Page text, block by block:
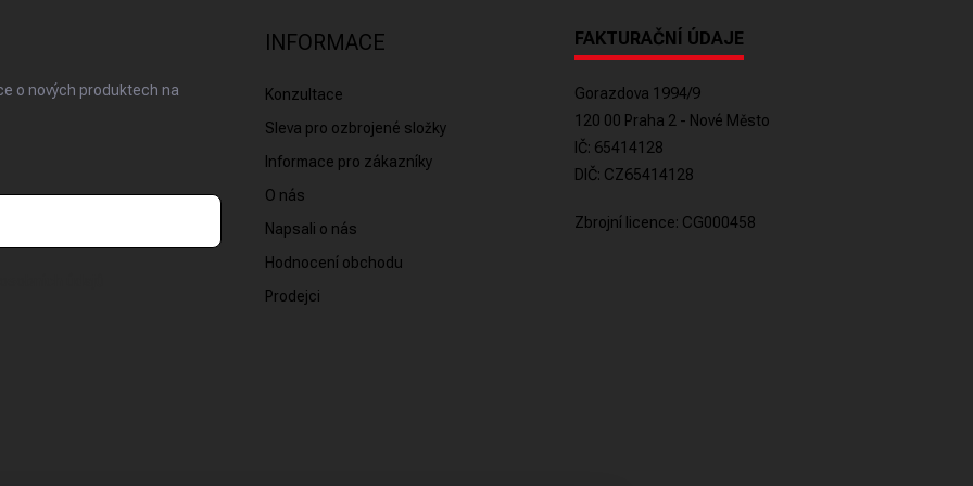
o nových produktech na
INFORMACE
Konzultace
Sleva pro ozbrojené složky
Informace pro zákazníky
O nás
Napsali o nás
Hodnocení obchodu
Prodejci
FAKTURAČNÍ ÚDAJE
Gorazdova 1994/9
120 00 Praha 2 - Nové Město
IČ: 65414128
DIČ: CZ65414128
Zbrojní licence: CG000458